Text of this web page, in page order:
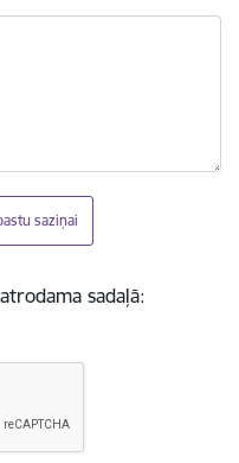
saziņai
sadaļā: